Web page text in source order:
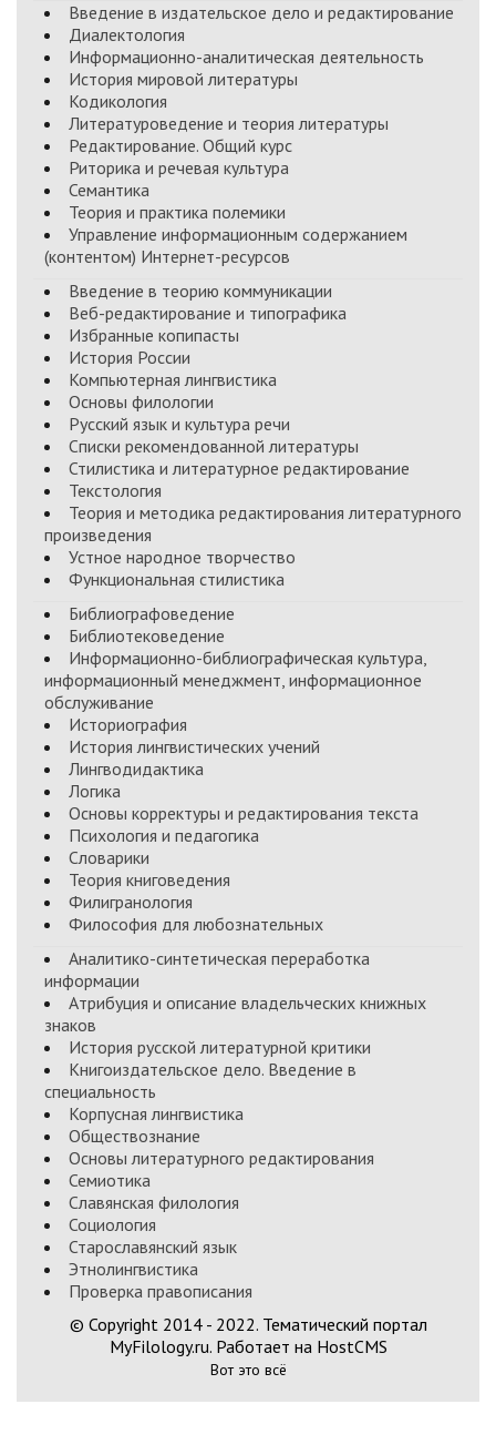
Введение в издательское дело и редактирование
Диалектология
Информационно-аналитическая деятельность
История мировой литературы
Кодикология
Литературоведение и теория литературы
Редактирование. Общий курс
Риторика и речевая культура
Семантика
Теория и практика полемики
Управление информационным содержанием
(контентом) Интернет-ресурсов
Введение в теорию коммуникации
Веб-редактирование и типографика
Избранные копипасты
История России
Компьютерная лингвистика
Основы филологии
Русский язык и культура речи
Списки рекомендованной литературы
Стилистика и литературное редактирование
Текстология
Теория и методика редактирования литературного
произведения
Устное народное творчество
Функциональная стилистика
Библиографоведение
Библиотековедение
Информационно-библиографическая культура,
информационный менеджмент, информационное
обслуживание
Историография
История лингвистических учений
Лингводидактика
Логика
Основы корректуры и редактирования текста
Психология и педагогика
Словарики
Теория книговедения
Филигранология
Философия для любознательных
Аналитико-синтетическая переработка
информации
Атрибуция и описание владельческих книжных
знаков
История русской литературной критики
Книгоиздательское дело. Введение в
специальность
Корпусная лингвистика
Обществознание
Основы литературного редактирования
Семиотика
Славянская филология
Социология
Старославянский язык
Этнолингвистика
Проверка правописания
© Copyright 2014 - 2022. Тематический портал
MyFilology.ru. Работает на HostCMS
Вот это всё